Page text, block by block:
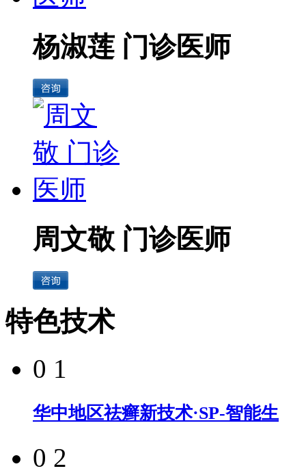
杨淑莲 门诊医师
周文敬 门诊医师
特色技术
0 1
华中地区祛癣新技术·SP-智能生
0 2